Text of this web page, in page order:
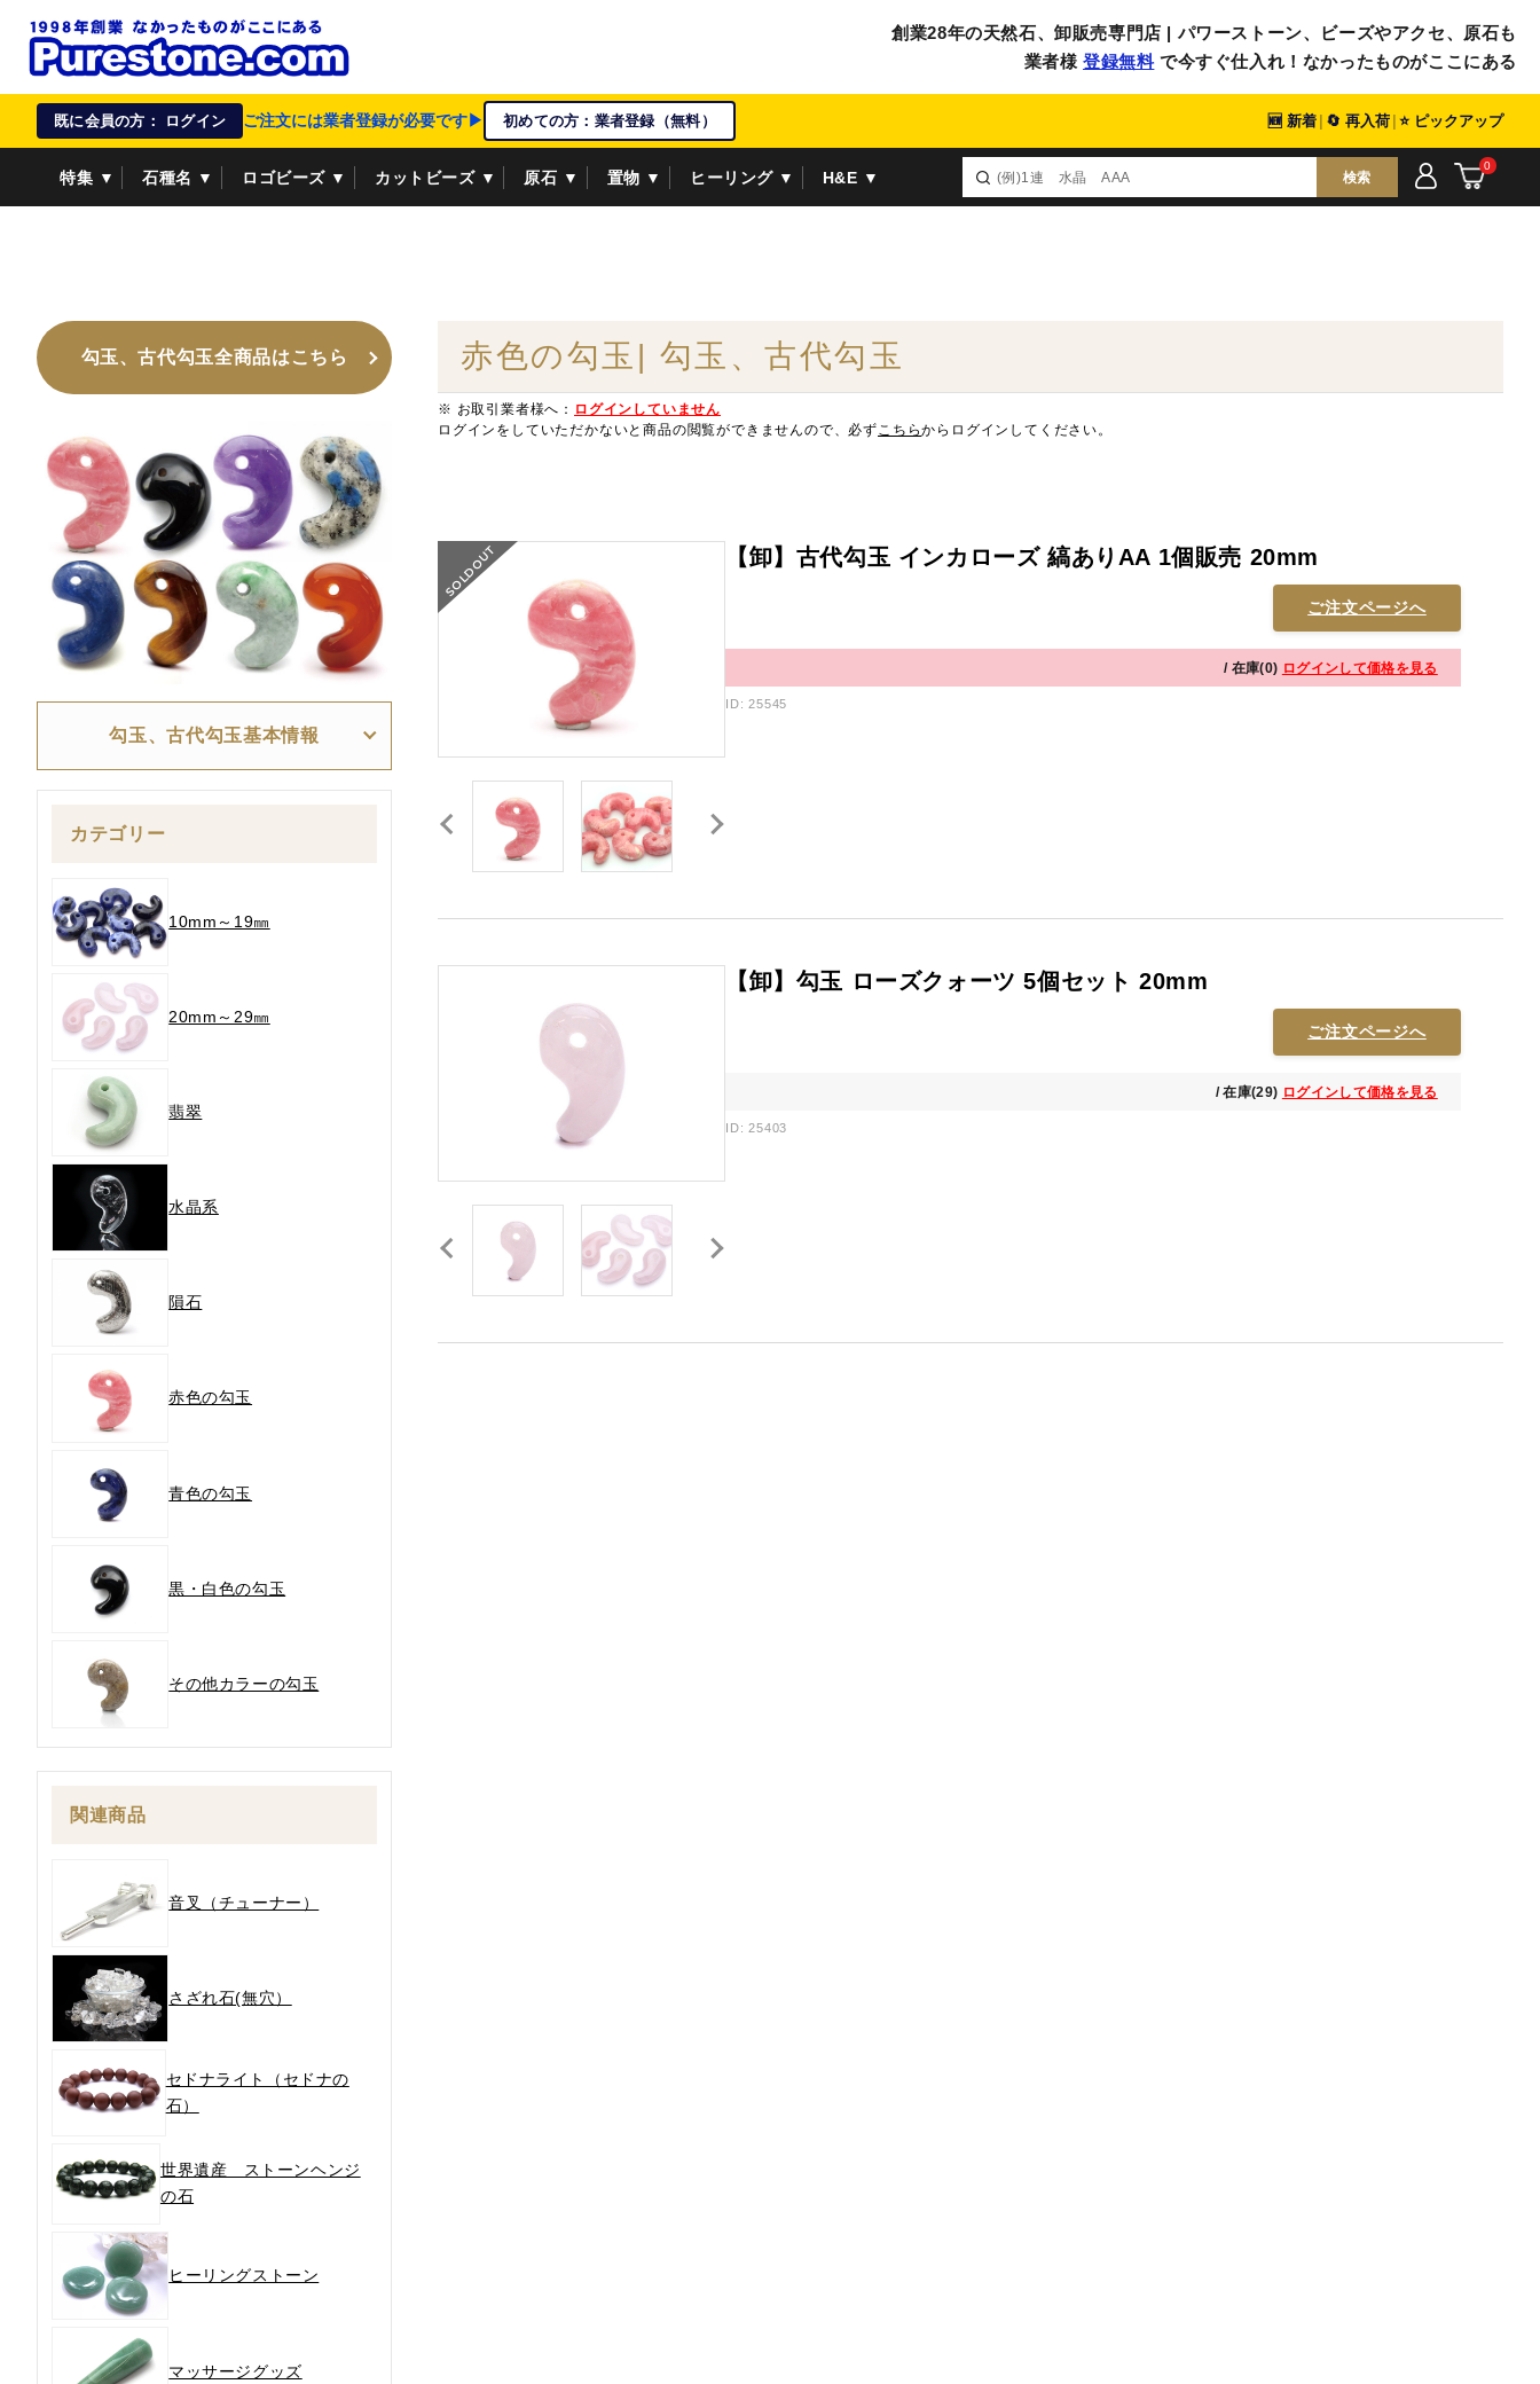
創業28年の天然石、卸販売専門店 | パワーストーン、ビーズやアクセ、原石も
業者様 登録無料で今すぐ仕入れ！なかったものがここにある
既に会員の方： ログイン ご注文には業者登録が必要です▶ 初めての方：業者登録（無料） 🆕 新着 🔄 再入荷 ⭐ ピックアップ
特集 ▼ 石種名 ▼ ロゴビーズ ▼ カットビーズ ▼ 原石 ▼ 置物 ▼ ヒーリング ▼ H&E ▼ 検索
0
勾玉、古代勾玉全商品はこちら
勾玉、古代勾玉基本情報
カテゴリー
10mm～19㎜
20mm～29㎜
翡翠
水晶系
隕石
赤色の勾玉
青色の勾玉
黒・白色の勾玉
その他カラーの勾玉
関連商品
音叉（チューナー）
さざれ石(無穴）
セドナライト（セドナの
石）
世界遺産 ストーンヘンジ
の石
ヒーリングストーン
マッサージグッズ
赤色の勾玉| 勾玉、古代勾玉
※ お取引業者様へ： ログインしていません
ログインをしていただかないと商品の閲覧ができませんので、必ずこちらからログインしてください。
【卸】古代勾玉 インカローズ 縞ありAA 1個販売 20mm
ご注文ページへ
/ 在庫(0) ログインして価格を見る
ID: 25545
【卸】勾玉 ローズクォーツ 5個セット 20mm
ご注文ページへ
/ 在庫(29) ログインして価格を見る
ID: 25403